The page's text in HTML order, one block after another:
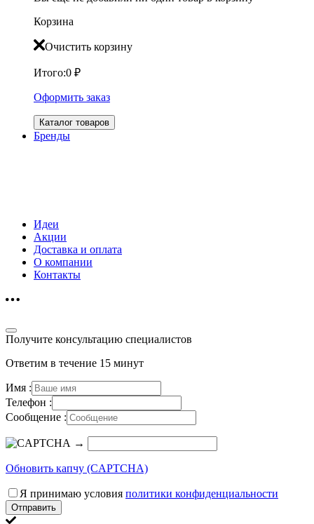
Корзина
Очистить корзину
Итого:0 ₽
Оформить заказ
Каталог товаров
Бренды
Идеи
Акции
Доставка и оплата
О компании
Контакты
Получите консультацию специалистов
Ответим в течение 15 минут
Имя :
Телефон :
Сообщение :
→
Обновить капчу (CAPTCHA)
Я принимаю условия политики конфиденциальности
Отправить